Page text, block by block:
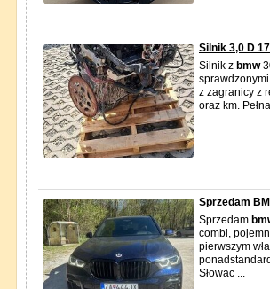
Silnik 3,0 D
Silnik z bmw
z zagranicy z
oraz km.
Sprzedam
Sprzedam
combi,
pierwszym
Słowac ...